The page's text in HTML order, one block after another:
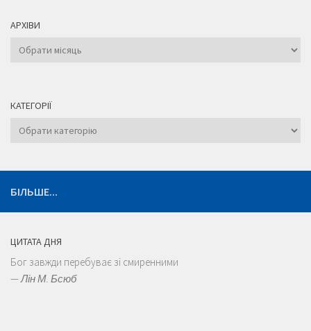
АРХІВИ
Архіви
КАТЕГОРІЇ
Категорії
БІЛЬШЕ...
ЦИТАТА ДНЯ
Бог завжди перебуває зі смиренними
—Лін М. Бсюб